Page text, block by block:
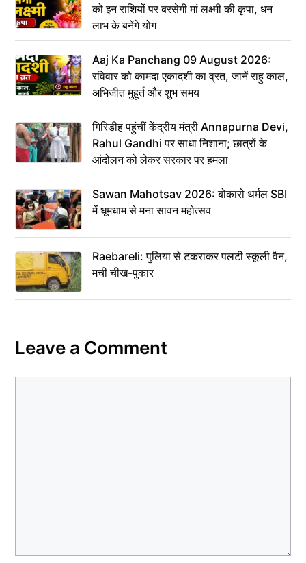
को इन राशियों पर बरसेगी मां लक्ष्मी की कृपा, धन
लाभ के बनेंगे योग
Aaj Ka Panchang 09 August 2026:
रविवार को कामदा एकादशी का व्रत, जानें राहु काल,
अभिजीत मुहूर्त और शुभ समय
गिरिडीह पहुंचीं केंद्रीय मंत्री Annapurna Devi,
Rahul Gandhi पर साधा निशाना; छात्रों के
आंदोलन को लेकर सरकार पर हमला
Sawan Mahotsav 2026: बोकारो थर्मल SBI
में धूमधाम से मना सावन महोत्सव
Raebareli: पुलिया से टकराकर पलटी स्कूली वैन,
मची चीख-पुकार
Leave a Comment